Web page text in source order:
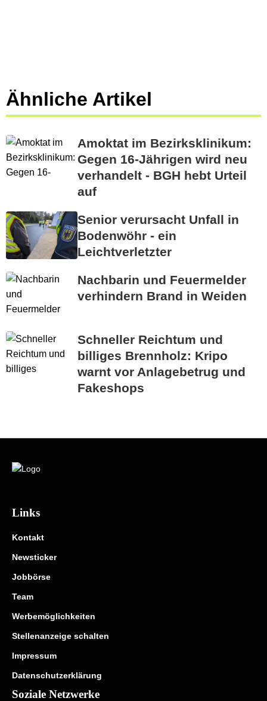
Ähnliche Artikel
Amoktat im Bezirksklinikum:
Gegen 16-Jährigen wird neu
verhandelt - BGH hebt Urteil
auf
Senior verursacht Unfall in
Bodenwöhr - ein
Leichtverletzter
Nachbarin und Feuermelder
verhindern Brand in Weiden
Schneller Reichtum und
billiges Brennholz: Kripo
warnt vor Anlagebetrug und
Fakeshops
Links
Kontakt
Newsticker
Jobbörse
Team
Werbemöglichkeiten
Stellenanzeige schalten
Impressum
Datenschutzerklärung
Soziale Netzwerke